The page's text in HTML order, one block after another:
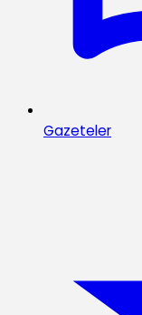
Gazeteler